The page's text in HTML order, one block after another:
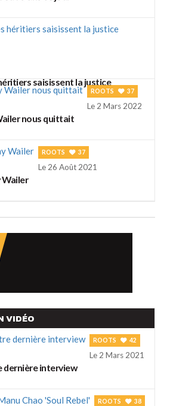
saisissent la justice
ROOTS 37
Le 2 Mars 2022
nous quittait
ROOTS 37
Le 26 Août 2021
Wailer
VIDÉO
ROOTS 42
Le 2 Mars 2021
dernière interview
ROOTS 38